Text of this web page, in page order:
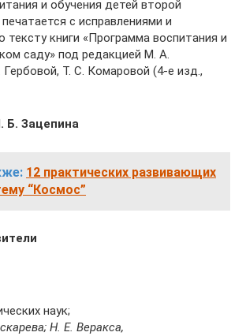
и обучения детей второй
с исправлениями и
тексту книги «Программа воспитания и
саду» под редакцией М. А.
Гербовой, Т. С. Комаровой (4-е изд.,
Б. Зацепина
12 практических развивающих
“Космос”
наук;
Н. Е. Веракса,